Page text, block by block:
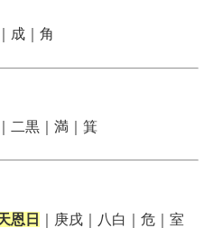
成｜角
二黒｜満｜箕
恩日 ｜庚戌｜八白｜危｜室